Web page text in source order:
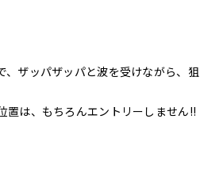
、ザッパザッパと波を受けながら、狙
置は、もちろんエントリーしません!!